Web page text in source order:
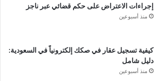
إجراءات الاعتراض على حكم قضائي عبر ناجز
منذ أسبوعين
كيفية تسجيل عقار في صكك إلكترونياً في السعودية:
دليل شامل
منذ أسبوعين